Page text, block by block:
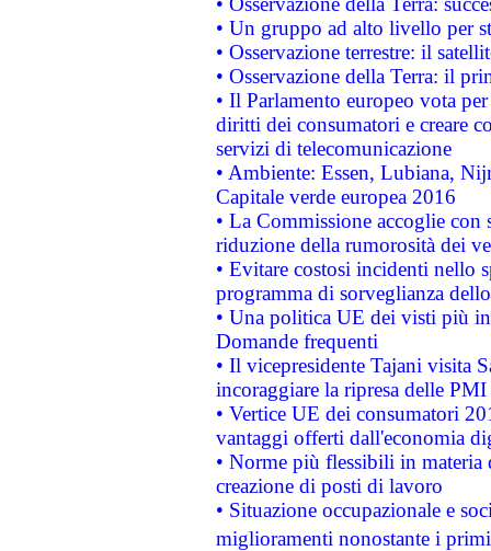
• Un gruppo ad alto livello per
• Osservazione terrestre: il
• Osservazione della Terra: il
• Il Parlamento europeo vota
diritti dei consumatori e creare
servizi di telecomunicazione
• Ambiente: Essen, Lubiana,
Capitale verde europea 2016
• La Commissione accoglie
riduzione della rumorosità dei
• Evitare costosi incidenti nello
programma di sorveglianza
• Una politica UE dei visti più
Domande frequenti
• Il vicepresidente Tajani visita
incoraggiare la ripresa delle
• Vertice UE dei consumatori
vantaggi offerti dall'economia
• Norme più flessibili in materia
creazione di posti di lavoro
• Situazione occupazionale e
miglioramenti nonostante i